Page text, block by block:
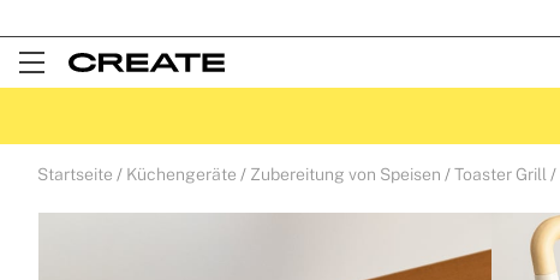
Open
Startseite Küchengeräte Zubereitung von Speisen Toaster Grill